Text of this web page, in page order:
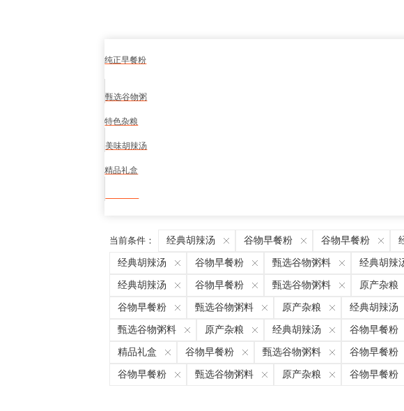
纯正早餐粉
甄选谷物粥
特色杂粮
美味胡辣汤
精品礼盒
当前条件： 经典胡辣汤 谷物早餐粉 谷物早餐粉
经典胡辣汤 谷物早餐粉 甄选谷物粥料 经典胡辣
经典胡辣汤 谷物早餐粉 甄选谷物粥料 原产杂粮
谷物早餐粉 甄选谷物粥料 原产杂粮 经典胡辣汤
甄选谷物粥料 原产杂粮 经典胡辣汤 谷物早餐粉
精品礼盒 谷物早餐粉 甄选谷物粥料 谷物早餐粉
谷物早餐粉 甄选谷物粥料 原产杂粮 谷物早餐粉